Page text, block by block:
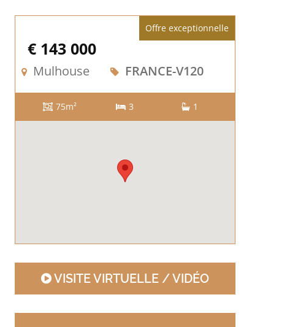
€ 143 000
Offre exceptionnelle
Mulhouse FRANCE-V120
75m² 3 1
VISITE VIRTUELLE / VIDÉO